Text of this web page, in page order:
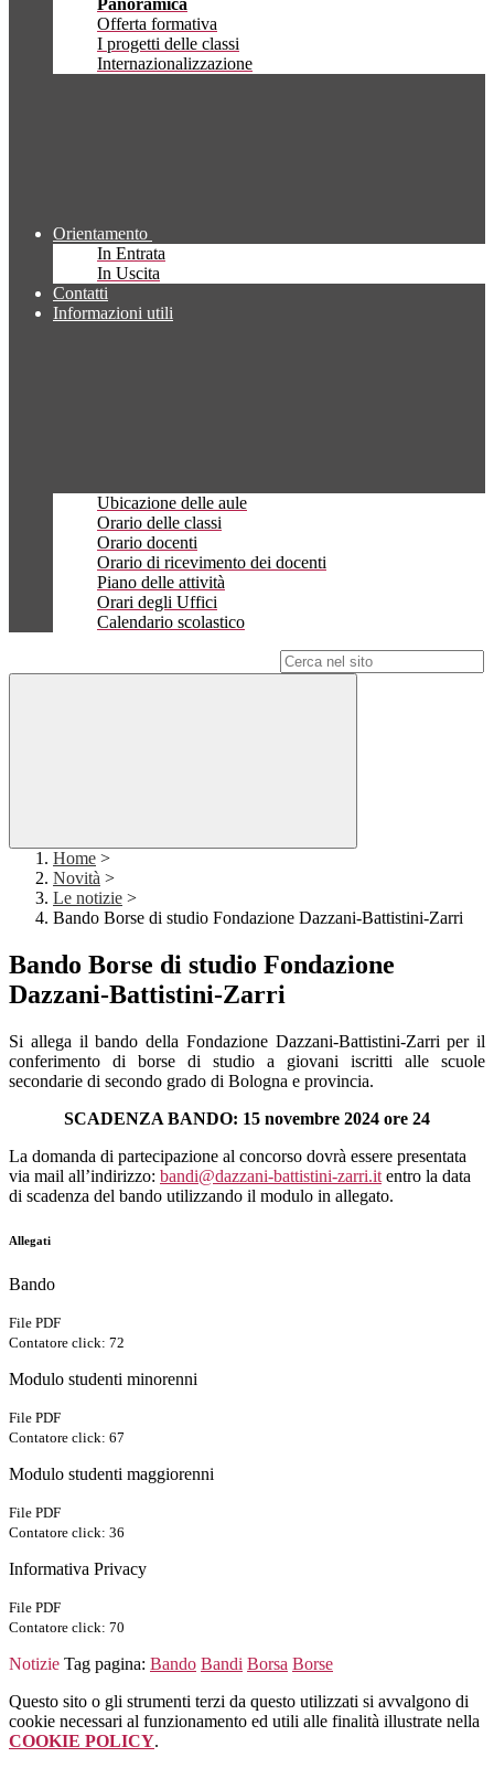
Panoramica
Offerta formativa
I progetti delle classi
Internazionalizzazione
Orientamento
In Entrata
In Uscita
Contatti
Informazioni utili
Ubicazione delle aule
Orario delle classi
Orario docenti
Orario di ricevimento dei docenti
Piano delle attività
Orari degli Uffici
Calendario scolastico
Home >
Novità >
Le notizie >
Bando Borse di studio Fondazione Dazzani-Battistini-Zarri
Bando Borse di studio Fondazione
Dazzani-Battistini-Zarri
Si allega il bando della Fondazione Dazzani-Battistini-Zarri per il
conferimento di borse di studio a giovani iscritti alle scuole
secondarie di secondo grado di Bologna e provincia.
SCADENZA BANDO: 15 novembre 2024 ore 24
La domanda di partecipazione al concorso dovrà essere presentata
via mail all’indirizzo: bandi@dazzani-battistini-zarri.it entro la data
di scadenza del bando utilizzando il modulo in allegato.
Allegati
Bando
File PDF
Contatore click: 72
Modulo studenti minorenni
File PDF
Contatore click: 67
Modulo studenti maggiorenni
File PDF
Contatore click: 36
Informativa Privacy
File PDF
Contatore click: 70
Notizie Tag pagina: Bando Bandi Borsa Borse
Questo sito o gli strumenti terzi da questo utilizzati si avvalgono di
cookie necessari al funzionamento ed utili alle finalità illustrate nella
COOKIE POLICY.